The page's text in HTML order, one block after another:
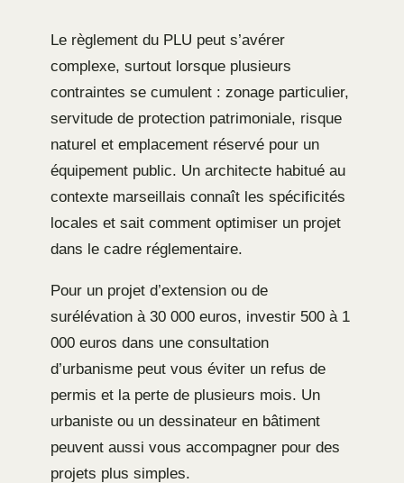
Le règlement du PLU peut s’avérer
complexe, surtout lorsque plusieurs
contraintes se cumulent : zonage particulier,
servitude de protection patrimoniale, risque
naturel et emplacement réservé pour un
équipement public. Un architecte habitué au
contexte marseillais connaît les spécificités
locales et sait comment optimiser un projet
dans le cadre réglementaire.
Pour un projet d’extension ou de
surélévation à 30 000 euros, investir 500 à 1
000 euros dans une consultation
d’urbanisme peut vous éviter un refus de
permis et la perte de plusieurs mois. Un
urbaniste ou un dessinateur en bâtiment
peuvent aussi vous accompagner pour des
projets plus simples.